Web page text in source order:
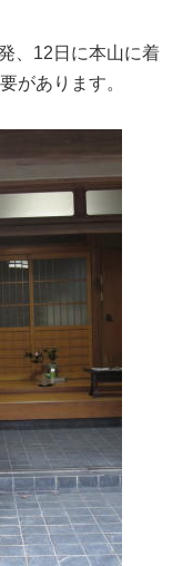
、12日に本山に着
があります。